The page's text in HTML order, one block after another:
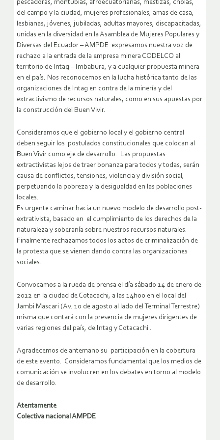
pescadoras, montubias, afroecuatorianas, mestizas, cholas,
del campo y la ciudad, mujeres profesionales, amas de casa,
lesbianas, jóvenes, jubiladas, adultas mayores, discapacitadas,
unidas en la diversidad en la Asamblea de Mujeres Populares y
Diversas del Ecuador – AMPDE expresamos nuestra voz de
rechazo a la entrada de la empresa minera CODELCO al
territorio de Intag – Imbabura, y a cualquier propuesta minera
en el país. Nos reconocemos en la lucha histórica tanto de las
organizaciones de Intag en contra de la minería y del
extractivismo de recursos naturales, como en sus apuestas por
la construcción del Buen Vivir.
Consideramos que el gobierno local y el gobierno central
deben seguir los postulados constitucionales que colocan al
Buen Vivir como eje de desarrollo. Las propuestas
extractivistas lejos de traer bonanza para todos y todas, serán
causa de conflictos, tensiones, violencia y división social,
perpetuando la pobreza y la desigualdad en las poblaciones
locales.
Es urgente caminar hacia un nuevo modelo de desarrollo post-
extrativista, basado en el cumplimiento de los derechos de la
naturaleza y soberanía sobre nuestros recursos naturales.
Finalmente rechazamos todos los actos de criminalización de
la protesta que se vienen dando contra las organizaciones
sociales.
Convocamos a la rueda de prensa el día sábado 14 de enero de
2012 en la ciudad de Cotacachi, a las 14h00 en el local del
Jambi Mascari (Av. 10 de agosto al lado del Terminal Terrestre)
misma que contará con la presencia de mujeres dirigentes de
varias regiones del país, de Intag y Cotacachi .
Agradecemos de antemano su participación en la cobertura
de este evento. Consideramos fundamental que los medios de
comunicación se involucren en los debates en torno al modelo
de desarrollo.
Atentamente
Colectiva nacional AMPDE